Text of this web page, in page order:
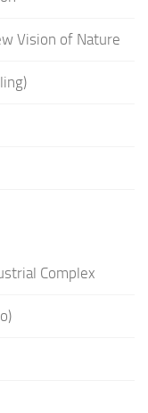
Vision of Nature
Complex